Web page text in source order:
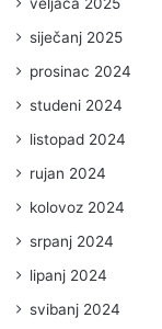
siječanj 2025
prosinac 2024
studeni 2024
listopad 2024
rujan 2024
kolovoz 2024
srpanj 2024
lipanj 2024
svibanj 2024